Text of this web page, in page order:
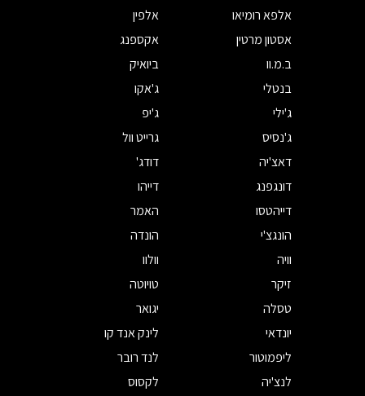
אלפא רומיאו
אלפין
אסטון מרטין
אקספנג
ב.מ.וו
ביואיק
בנטלי
ג'אקו
ג'ילי
ג'יפ
ג'נסיס
גרייט וול
דאצ'יה
דודג'
דונגפנג
דייהו
דייהטסו
האמר
הונגצ'י
הונדה
וויה
וולוו
זיקר
טויוטה
טסלה
יגואר
יונדאי
לינק אנד קו
ליפמוטור
לנד רובר
לנצ'יה
לקסוס